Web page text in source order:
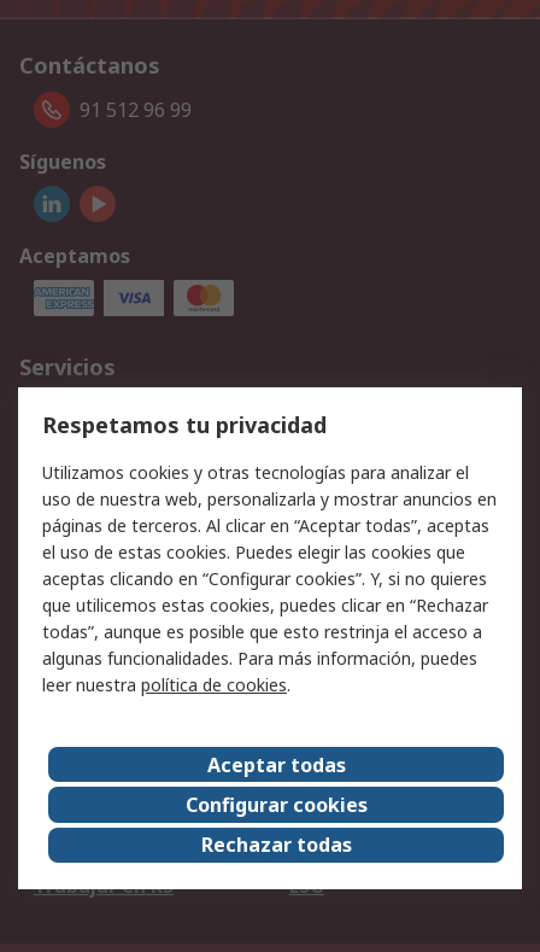
Contáctanos
91 512 96 99
Síguenos
Aceptamos
Servicios
Cómo realizar pedidos
Devoluciones
Facturación y pago
Ofertas
Soporte técnico
Legal
Aviso legal
Política de privacidad -
Actualizada
Política sobre cookies
Seguridad de emails
Certificaciones de
Condiciones de venta
Acerca de RS
Acerca de RS
RS Group
RS en el mundo
Sala de prensa
Trabajar en RS
ESG
Respetamos tu privacidad
Utilizamos cookies y otras tecnologías para analizar el
uso de nuestra web, personalizarla y mostrar anuncios en
páginas de terceros. Al clicar en “Aceptar todas”, aceptas
el uso de estas cookies. Puedes elegir las cookies que
aceptas clicando en “Configurar cookies”. Y, si no quieres
que utilicemos estas cookies, puedes clicar en “Rechazar
todas”, aunque es posible que esto restrinja el acceso a
algunas funcionalidades. Para más información, puedes
leer nuestra política de cookies.
Aceptar todas
Configurar cookies
Rechazar todas